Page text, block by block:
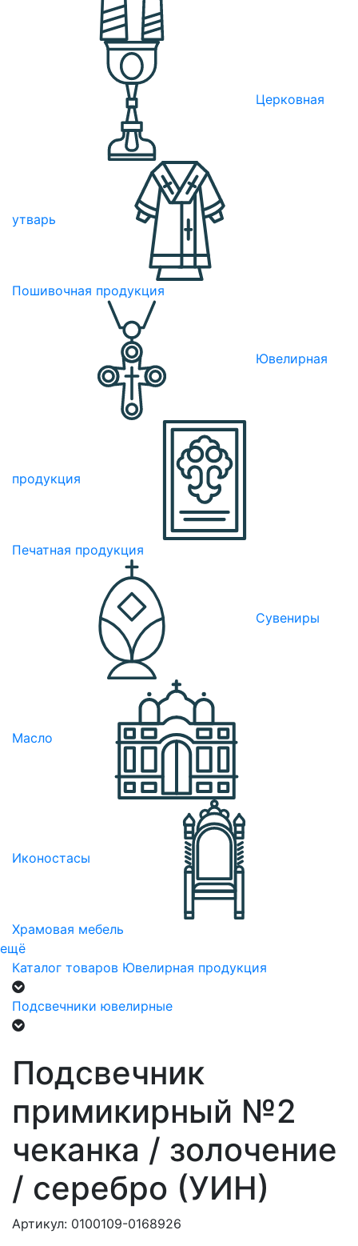
Церковная
утварь
Пошивочная продукция
Ювелирная
продукция
Печатная продукция
Сувениры
Масло
Иконостасы
Храмовая мебель
ещё
Каталог товаров Ювелирная продукция
Подсвечники ювелирные
Подсвечник
примикирный №2
чеканка / золочение
/ серебро (УИН)
Артикул: 0100109-0168926